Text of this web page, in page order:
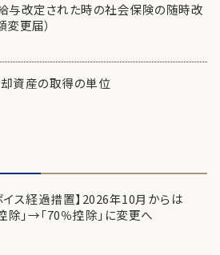
与改定された時の社会保険の随時改
変更届）
資産の取得の単位
イス経過措置】2026年10月からは
除」→「70％控除」に変更へ